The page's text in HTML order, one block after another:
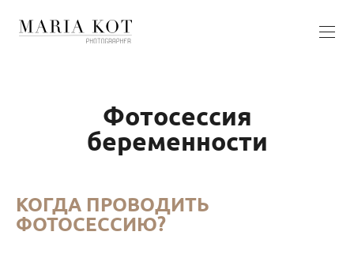
Фотосессия
беременности
КОГДА ПРОВОДИТЬ
ФОТОСЕССИЮ?